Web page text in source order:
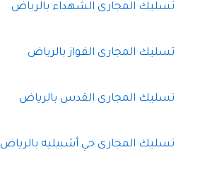
تسليك المجارى الشهداء بالرياض
تسليك المجارى الفواز بالرياض
تسليك المجارى القدس بالرياض
تسليك المجارى حي أشبيليه بالرياض